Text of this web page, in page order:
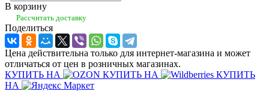
В корзину
Рассчитать доставку
Поделиться
Цена действительна только для интернет-магазина и может
отличаться от цен в розничных магазинах.
КУПИТЬ НА
КУПИТЬ НА
КУПИТЬ
НА